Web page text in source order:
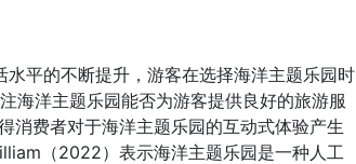
平的不断提升，游客在选择海洋主题乐园时
海洋主题乐园能否为游客提供良好的旅游服
消费者对于海洋主题乐园的互动式体验产生
（2022）表示海洋主题乐园是一种人工